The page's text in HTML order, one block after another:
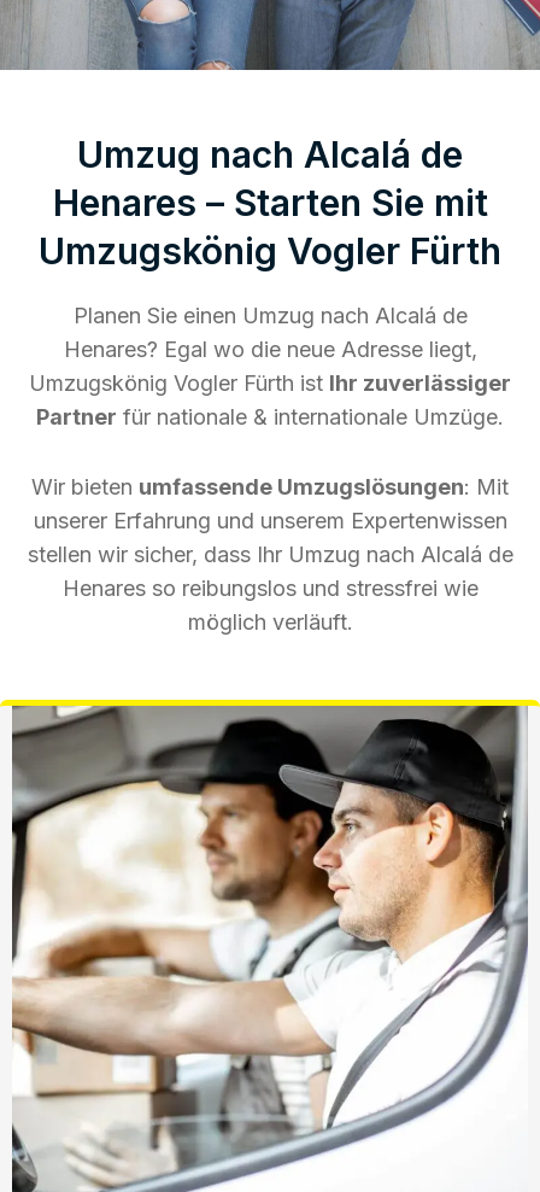
Umzug nach Alcalá de
Henares – Starten Sie mit
Umzugskönig Vogler Fürth
Planen Sie einen Umzug nach Alcalá de
Henares? Egal wo die neue Adresse liegt,
Umzugskönig Vogler Fürth ist Ihr zuverlässiger
Partner für nationale & internationale Umzüge.
Wir bieten umfassende Umzugslösungen: Mit
unserer Erfahrung und unserem Expertenwissen
stellen wir sicher, dass Ihr Umzug nach Alcalá de
Henares so reibungslos und stressfrei wie
möglich verläuft.